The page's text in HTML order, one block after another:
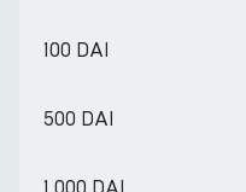
100 DAI
500 DAI